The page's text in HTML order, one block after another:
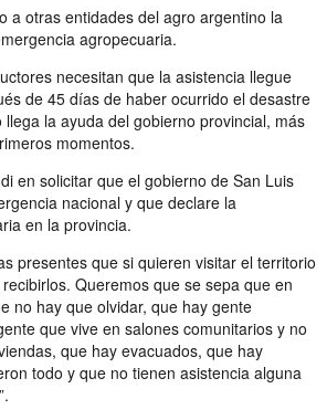
a otras entidades del agro argentino la
agropecuaria.
necesitan que la asistencia llegue
de 45 días de haber ocurrido el desastre
la ayuda del gobierno provincial, más
momentos.
en solicitar que el gobierno de San Luis
nacional y que declare la
en la provincia.
presentes que si quieren visitar el territorio
Queremos que se sepa que en
no hay que olvidar, que hay gente
que vive en salones comunitarios y no
que hay evacuados, que hay
todo y que no tienen asistencia alguna